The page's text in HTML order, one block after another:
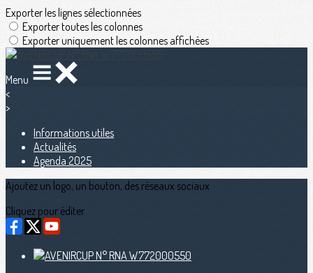
Exporter les lignes sélectionnées
Exporter toutes les colonnes
Exporter uniquement les colonnes affichées
Menu
<
>
Informations utiles
Actualités
Agenda 2025
Ajoutez un logo, un bouton, des réseaux sociaux
Cliquez pour éditer